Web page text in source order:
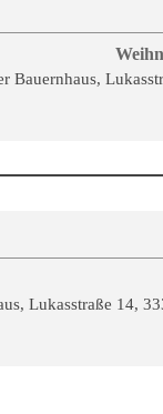
Bauernhaus,
Lukasstraße 14,